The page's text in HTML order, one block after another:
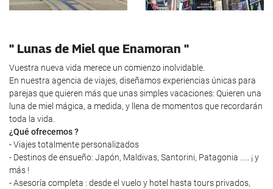
" Lunas de Miel que Enamoran "
Vuestra nueva vida merece un comienzo inolvidable.
En nuestra agencia de viajes, diseñamos experiencias únicas para
parejas que quieren más que unas simples vacaciones: Quieren una
luna de miel mágica, a medida, y llena de momentos que recordarán
toda la vida.
¿Qué ofrecemos ?
- Viajes totalmente personalizados
- Destinos de ensueño: Japón, Maldivas, Santorini, Patagonia ..... ¡ y
más !
- Asesoría completa : desde el vuelo y hotel hasta tours privados,